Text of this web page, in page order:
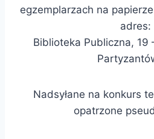
egzemplarzach na
adres:
Biblioteka Publiczna, 19
Nadsyłane na konkurs
opatrzone